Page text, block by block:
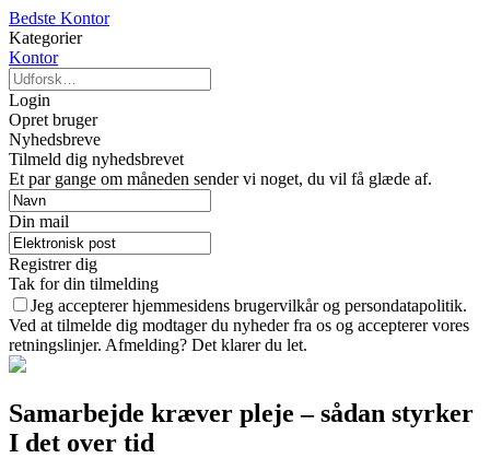
Bedste Kontor
Kategorier
Kontor
Login
Opret bruger
Nyhedsbreve
Tilmeld dig nyhedsbrevet
Et par gange om måneden sender vi noget, du vil få glæde af.
Din mail
Registrer dig
Tak for din tilmelding
Jeg accepterer hjemmesidens brugervilkår og persondatapolitik.
Ved at tilmelde dig modtager du nyheder fra os og accepterer vores
retningslinjer. Afmelding? Det klarer du let.
Samarbejde kræver pleje – sådan styrker
I det over tid